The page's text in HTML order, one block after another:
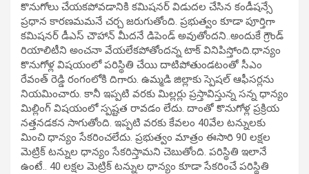
కొనుగోలు చేయ‌క‌పోవ‌డానికి క‌మిష‌న‌ర్ విడుద‌ల చేసిన కండీష‌న్సే
ప్రధాన కారణమమనే చ‌ర్చ జ‌రుగుతోంది. ప్రభుత్వం కూడా పూర్తిగా
క‌మిష‌న‌ర్ డీఎస్ చౌహాన్ మీద‌నే డిపెండ్ అవుతోంద‌ని..అందుకే గ్రౌండ్
రియాలిటీని అంచ‌నా వేయ‌లేకపోతోందన్న టాక్ వినిపిస్తోంది.ధాన్యం
కొనుగోళ్ల విష‌యంలో ప‌రిస్థితి చేయి దాటిపోతుండటంతో సీఎం
రేవంత్ రెడ్డి రంగంలోకి దిగారు. ఉమ్మడి జిల్లాకు స్పెష‌ల్ ఆఫీస‌ర్లను
నియ‌మించారు. కానీ ఇప్పటి వ‌ర‌కు మిల్లర్లు ప్రస్తావిస్తున్న స‌న్న ధాన్యం
మిల్లింగ్ విష‌యంలో స్పష్టత రావ‌డం లేదు. దాంతో కొనుగోళ్ల ప్రక్రియ
న‌త్తన‌డ‌క‌న సాగుతోంది. ఇప్పటి వ‌ర‌కు కేవ‌లం 40వేల ట‌న్నుల‌కు
మించి ధాన్యం సేక‌రించ‌లేదు. ప్రభుత్వం మాత్రం ఈసారి 90 ల‌క్షల
మెట్రిక్ ట‌న్నుల ధాన్యం సేక‌రిస్తామ‌ని చెబుతోంది. ప‌రిస్థితి ఇలానే
ఉంటే.. 40 ల‌క్షల మెట్రిక్ ట‌న్నుల ధాన్యం కూడా సేక‌రించే ప‌రిస్థితి